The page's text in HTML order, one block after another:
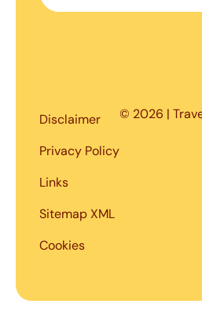
Disclaimer
Privacy Policy
Links
Sitemap XML
Cookies
© 2026 |